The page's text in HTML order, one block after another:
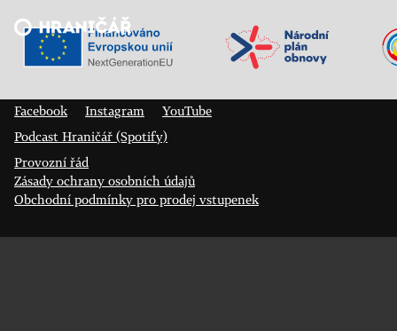
Veřejný sál Hraničář, spolek
Facebook
Instagram
YouTube
Podcast Hraničář (Spotify)
Provozní řád
Zásady ochrany osobních údajů
Obchodní podmínky pro prodej vstupenek